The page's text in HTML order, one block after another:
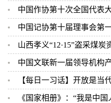
中国作协第十次全国代表
中国记协第十届理事会第一次会议
山西孝义“12·15”盗采煤炭资源
中国文联新一届领导机构
【每日一习话】开放是当
《国家相册》：“我是中国